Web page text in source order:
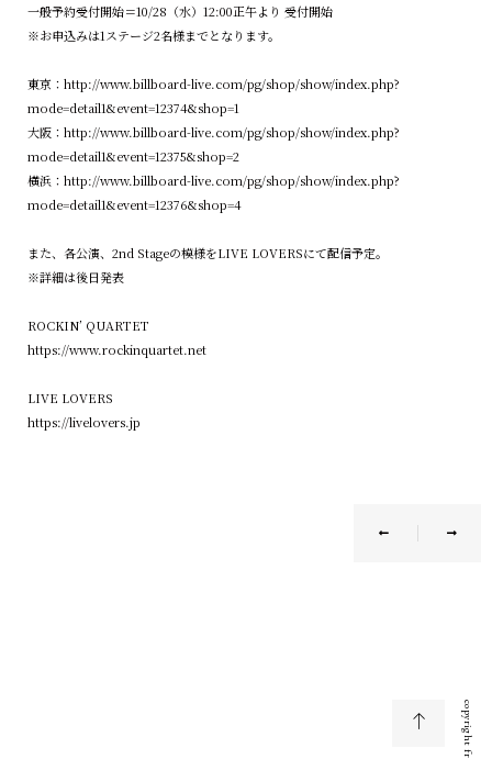
一般予約受付開始＝10/28（水）12:00正午より 受付開始
※お申込みは1ステージ2名様までとなります。
東京： http://www.billboard-live.com/pg/shop/show/index.php?
mode=detail1&event=12374&shop=1
大阪： http://www.billboard-live.com/pg/shop/show/index.php?
mode=detail1&event=12375&shop=2
横浜： http://www.billboard-live.com/pg/shop/show/index.php?
mode=detail1&event=12376&shop=4
また、各公演、2nd Stageの模様をLIVE LOVERSにて配信予定。
※詳細は後日発表
ROCKIN’ QUARTET
https://www.rockinquartet.net
LIVE LOVERS
https://livelovers.jp